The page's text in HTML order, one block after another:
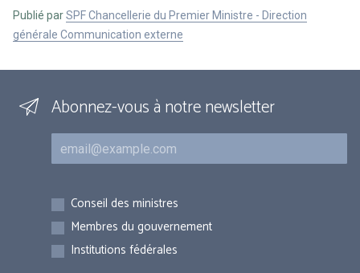
Publié parSPF Chancellerie du Premier Ministre - Direction
générale Communication externe
Abonnez-vous à notre newsletter
Courriel
Inscriptions
Conseil des ministres
Membres du gouvernement
Institutions fédérales